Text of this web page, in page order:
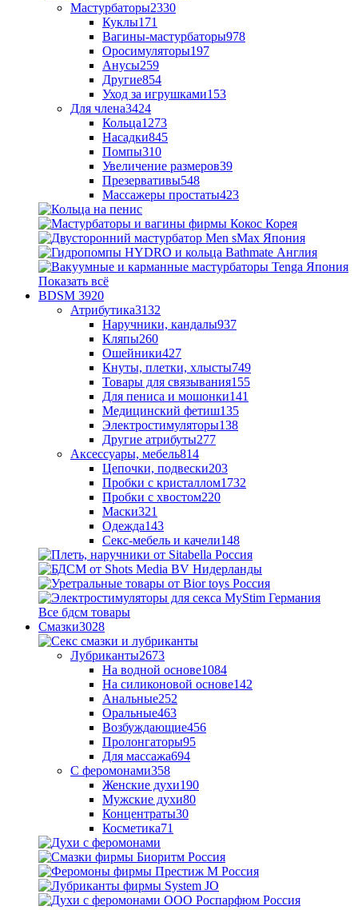
Мастурбаторы2330
Куклы171
Вагины-мастурбаторы978
Оросимуляторы197
Анусы259
Другие854
Уход за игрушками153
Для члена3424
Кольца1273
Насадки845
Помпы310
Увеличение размеров39
Презервативы548
Массажеры простаты423
Показать всё
BDSM 3920
Атрибутика3132
Наручники, кандалы937
Кляпы260
Ошейники427
Кнуты, плетки, хлысты749
Товары для связывания155
Для пениса и мошонки141
Медицинский фетиш135
Электростимуляторы138
Другие атрибуты277
Аксессуары, мебель814
Цепочки, подвески203
Пробки с кристаллом1732
Пробки с хвостом220
Маски321
Одежда143
Секс-мебель и качели148
Все бдсм товары
Смазки3028
Лубриканты2673
На водной основе1084
На силиконовой основе142
Анальные252
Оральные463
Возбуждающие456
Пролонгаторы95
Для массажа694
С феромонами358
Женские духи190
Мужские духи80
Концентраты30
Косметика71